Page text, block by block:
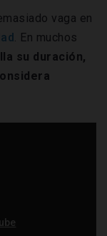
vaga en
. En muchos
su duración,